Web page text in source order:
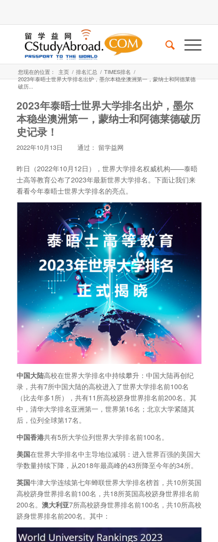
您现在的位置： 主页 / 排名汇总 / TIMES排名 /
2023年泰晤士世界大学排名出炉，墨尔本稳坐澳洲第一，蒙纳士和阿德莱德
破历...
2023年泰晤士世界大学排名出炉，墨尔
本稳坐澳洲第一，蒙纳士和阿德莱德破历
史记录！
2022年10月13日 通过： 留学益网
昨日（2022年10月12日），世界大学排名权威机构——泰晤
士高等教育公布了2023年最新世界大学排名。下面让我们来
看看今年泰晤士世界大学排名的亮点。
中国大陆高校在世界大学排名中持续攀升：中国大陆再创纪
录，共有7所中国大陆的高校进入了世界大学排名前100名
（比去年多1所），共有11所高校跻身世界排名前200名。其
中，清华大学排名亚洲第一，世界第16名；北京大学紧随其
后，位列全球第17名。
中国香港共有5所大学位列世界大学排名前100名。
美国在世界大学排名中主导地位减弱：进入世界百强的美国大
学数量持续下降，从2018年最高峰的43所降至今年的34所。
英国牛津大学连续第七年蝉联世界大学排名榜首，共10所英国
高校跻身世界排名前100名，共18所英国高校跻身世界排名前
200名。 澳大利亚7所高校跻身世界排名前100名，共10所高校
跻身世界排名前200名。其中：